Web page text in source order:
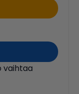
vaihtaa